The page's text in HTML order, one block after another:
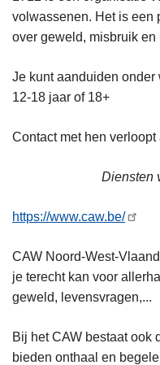
volwassenen. Het is een
over geweld, misbruik
Je kunt aanduiden onder
12-18 jaar of 18+
Contact met hen
Diensten
https://www.caw.be/
CAW Noord-West-
je terecht kan voor
geweld, levensvragen,...
Bij het CAW bestaat ook
bieden onthaal en